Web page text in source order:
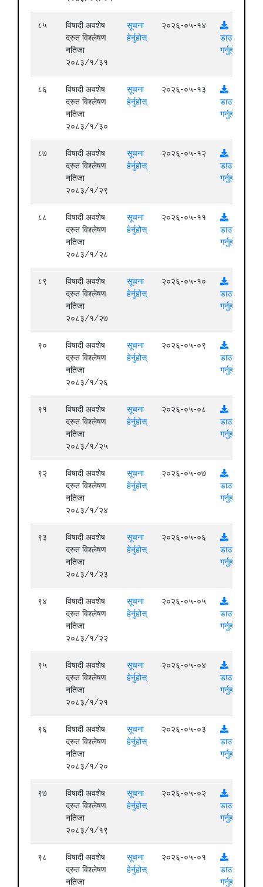
८५
विषादी अवशेष
द्रुत विश्लेषण
नतिजा
२०८३/१/३१
सूचना
हेर्नुहोस्
२०२६-०५-१४
डाउनलोड
गर्नुहोस्
८६
विषादी अवशेष
द्रुत विश्लेषण
नतिजा
२०८३/१/३०
सूचना
हेर्नुहोस्
२०२६-०५-१३
डाउनलोड
गर्नुहोस्
८७
विषादी अवशेष
द्रुत विश्लेषण
नतिजा
२०८३/१/२९
सूचना
हेर्नुहोस्
२०२६-०५-१२
डाउनलोड
गर्नुहोस्
८८
विषादी अवशेष
द्रुत विश्लेषण
नतिजा
२०८३/१/२८
सूचना
हेर्नुहोस्
२०२६-०५-११
डाउनलोड
गर्नुहोस्
८९
विषादी अवशेष
द्रुत विश्लेषण
नतिजा
२०८३/१/२७
सूचना
हेर्नुहोस्
२०२६-०५-१०
डाउनलोड
गर्नुहोस्
९०
विषादी अवशेष
द्रुत विश्लेषण
नतिजा
२०८३/१/२६
सूचना
हेर्नुहोस्
२०२६-०५-०९
डाउनलोड
गर्नुहोस्
९१
विषादी अवशेष
द्रुत विश्लेषण
नतिजा
२०८३/१/२५
सूचना
हेर्नुहोस्
२०२६-०५-०८
डाउनलोड
गर्नुहोस्
९२
विषादी अवशेष
द्रुत विश्लेषण
नतिजा
२०८३/१/२४
सूचना
हेर्नुहोस्
२०२६-०५-०७
डाउनलोड
गर्नुहोस्
९३
विषादी अवशेष
द्रुत विश्लेषण
नतिजा
२०८३/१/२३
सूचना
हेर्नुहोस्
२०२६-०५-०६
डाउनलोड
गर्नुहोस्
९४
विषादी अवशेष
द्रुत विश्लेषण
नतिजा
२०८३/१/२२
सूचना
हेर्नुहोस्
२०२६-०५-०५
डाउनलोड
गर्नुहोस्
९५
विषादी अवशेष
द्रुत विश्लेषण
नतिजा
२०८३/१/२१
सूचना
हेर्नुहोस्
२०२६-०५-०४
डाउनलोड
गर्नुहोस्
९६
विषादी अवशेष
द्रुत विश्लेषण
नतिजा
२०८३/१/२०
सूचना
हेर्नुहोस्
२०२६-०५-०३
डाउनलोड
गर्नुहोस्
९७
विषादी अवशेष
द्रुत विश्लेषण
नतिजा
२०८३/१/१९
सूचना
हेर्नुहोस्
२०२६-०५-०२
डाउनलोड
गर्नुहोस्
९८
विषादी अवशेष
द्रुत विश्लेषण
नतिजा
सूचना
हेर्नुहोस्
२०२६-०५-०१
डाउनलोड
गर्नुहोस्